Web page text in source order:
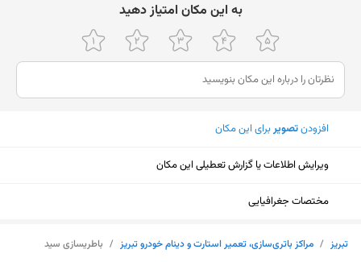
ﺑﻪ اﯾﻦ ﻣﮑﺎن اﻣﺘﯿﺎز دﻫﯿﺪ
افزودنتصویربرای این مکان
ویرایش اطلاعات یا گزارش تعطیلی این مکان
مختصات جغرافیایی
تبریز / مراکز باتری‌سازی، تعمیر استارت و دینام خودرو تبریز / باطریسازی سید